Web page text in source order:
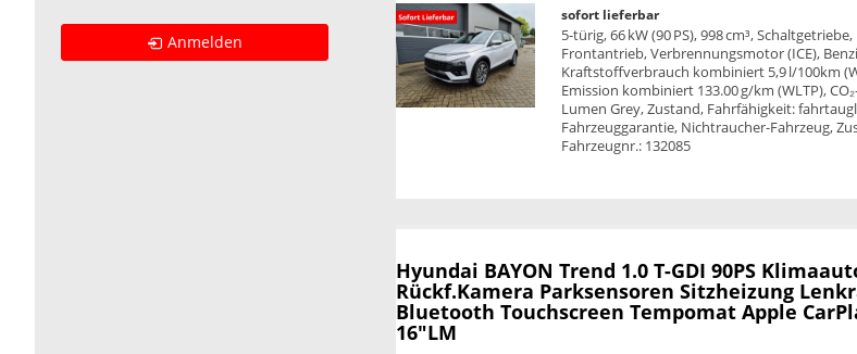
sofort lieferbar
5-türig, 66 kW (90 PS), 998 cm³, Schaltgetriebe,
Frontantrieb, Verbrennungsmotor (ICE),
Kraftstoffverbrauch kombiniert 5,9 l/100km
Emission kombiniert 133.00 g/km (WLTP),
Lumen Grey, Zustand, Fahrfähigkeit:
Fahrzeuggarantie, Nichtraucher-Fahrzeug,
Fahrzeugnr.: 132085
Hyundai BAYON Trend 1.0 T-GDI 90PS
Rückf.Kamera Parksensoren Sitzheizung
Bluetooth Touchscreen Tempomat Apple
16"LM
Anmelden